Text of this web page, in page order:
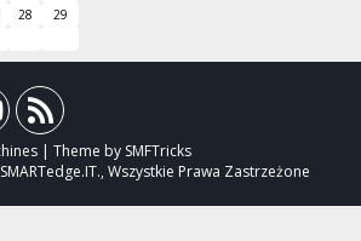
28
29
| Theme by SMFTricks
Wszystkie Prawa Zastrzeżone